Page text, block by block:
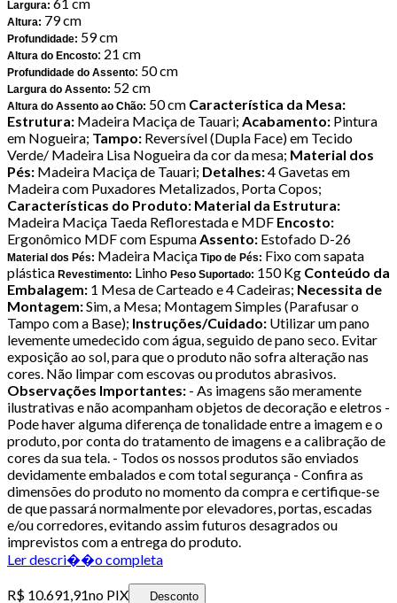
Largura:
Altura: 79 cm
Profundidade: 59 cm
Altura do Encosto: 21 cm
Profundidade do Assento: 50 cm
Largura do Assento: 52 cm
Altura do Assento ao Chão: 50 cm Característica da Mesa:
Estrutura: Madeira Maciça de Tauari; Acabamento: Pintura
em Nogueira; Tampo: Reversível (Dupla Face) em Tecido
Verde/ Madeira Lisa Nogueira da cor da mesa; Material dos
Pés: Madeira Maciça de Tauari; Detalhes:4 Gavetas em
Madeira com Puxadores Metalizados, Porta Copos;
Características do Produto: Material da Estrutura:
Madeira Maciça Taeda Reflorestada e MDF Encosto:
Ergonômico MDF com EspumaAssento: Estofado D-26
Material dos Pés: Madeira Maciça Tipo de Pés: Fixo com sapata
plástica Revestimento: Linho Peso Suportado: 150 Kg Conteúdo da
Embalagem: 1 Mesa de Carteado e 4 Cadeiras; Necessita de
Montagem:Sim, a Mesa; Montagem Simples (Parafusar o
Tampo com a Base); Instruções/Cuidado: Utilizar um pano
levemente umedecido com água, seguido de pano seco. Evitar
exposição ao sol, para que o produto não sofra alteração nas
cores. Não limpar com escovas ou produtos abrasivos.
Observações Importantes: - As imagens são meramente
ilustrativas e não acompanham objetos de decoração e eletros -
Pode haver alguma diferença de tonalidade entre a imagem e o
produto, por conta do tratamento de imagens e a calibração de
cores da sua tela. - Todos os nossos produtos são enviados
devidamente embalados e com total segurança - Confira as
dimensões do produto no momento da compra e certifique-se
de que passará normalmente por elevadores, portas, escadas
e/ou corredores, evitando assim futuros desagrados ou
imprevistos com a entrega do produto.
Ler descri��o completa
R$ 10.691,91no PIX Desconto